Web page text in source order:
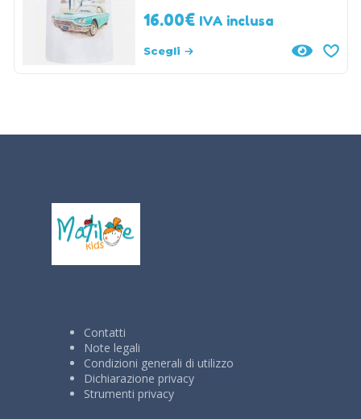
16.00€ IVA inclusa
Scegli
Contatti
Note legali
Condizioni generali di utilizzo
Dichiarazione privacy
Strumenti privacy